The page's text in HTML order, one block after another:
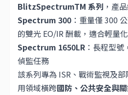
BlitzSpectrumTM 系列 ，產
Spectrum 300 ：重量僅 300
的雙光 EO/IR 酬載，適合輕量
Spectrum 1650LR ：長程型
偵監任務
該系列專為 ISR、戰術監視及
用領域橫跨國防、公共安全與